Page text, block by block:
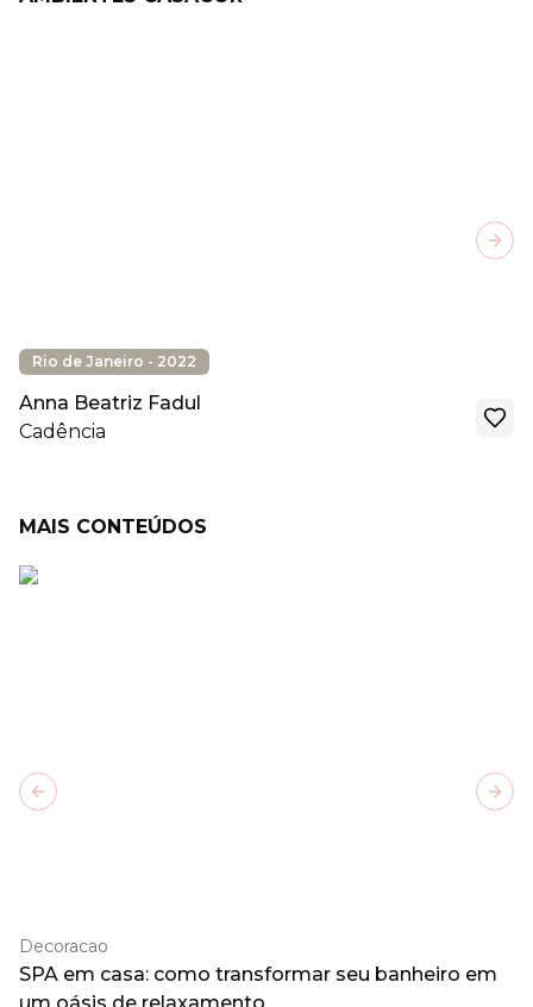
Rio de Janeiro - 2022
Anna Beatriz Fadul
Cadência
MAIS CONTEÚDOS
Decoracao
SPA em casa: como transformar seu banheiro em
Previous slide